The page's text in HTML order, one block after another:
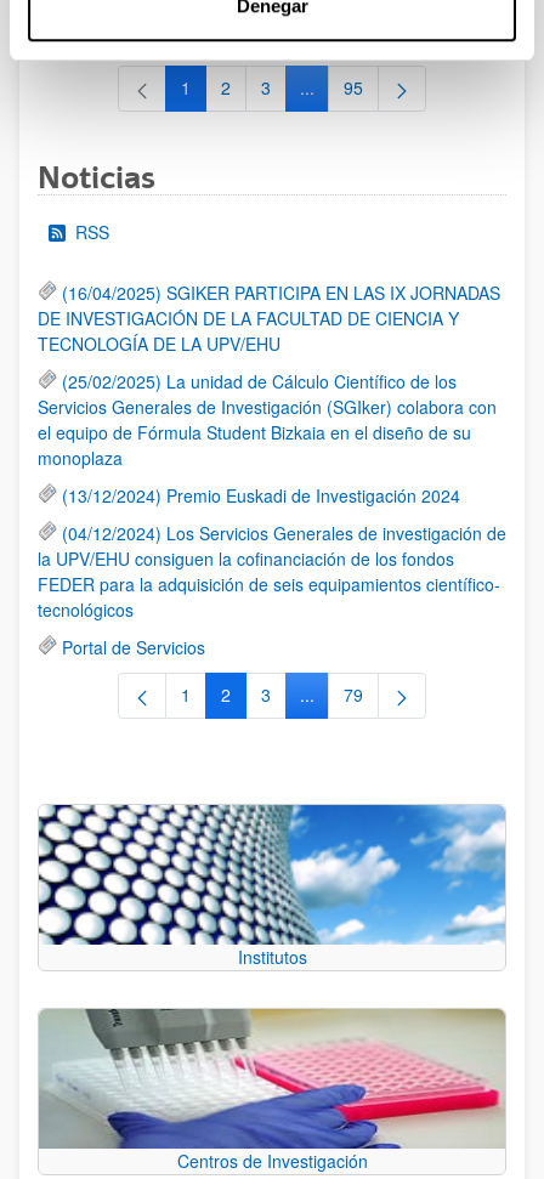
Denegar
al 30/07/2026 (ambos incluídos)
Página
1 Página
2 Página
3 ...Páginas intermedias Use TAB
Página
95
Noticias
RSS
(16/04/2025) SGIKER PARTICIPA EN LAS IX JORNADAS
DE INVESTIGACIÓN DE LA FACULTAD DE CIENCIA Y
TECNOLOGÍA DE LA UPV/EHU
(25/02/2025) La unidad de Cálculo Científico de los
Servicios Generales de Investigación (SGIker) colabora con
el equipo de Fórmula Student Bizkaia en el diseño de su
monoplaza
(13/12/2024) Premio Euskadi de Investigación 2024
(04/12/2024) Los Servicios Generales de investigación de
la UPV/EHU consiguen la cofinanciación de los fondos
FEDER para la adquisición de seis equipamientos científico-
tecnológicos
Portal de Servicios
Página
1 Página
2 Página
3 ...Páginas intermedias Use TAB
Página
79
Institutos
Centros de Investigación